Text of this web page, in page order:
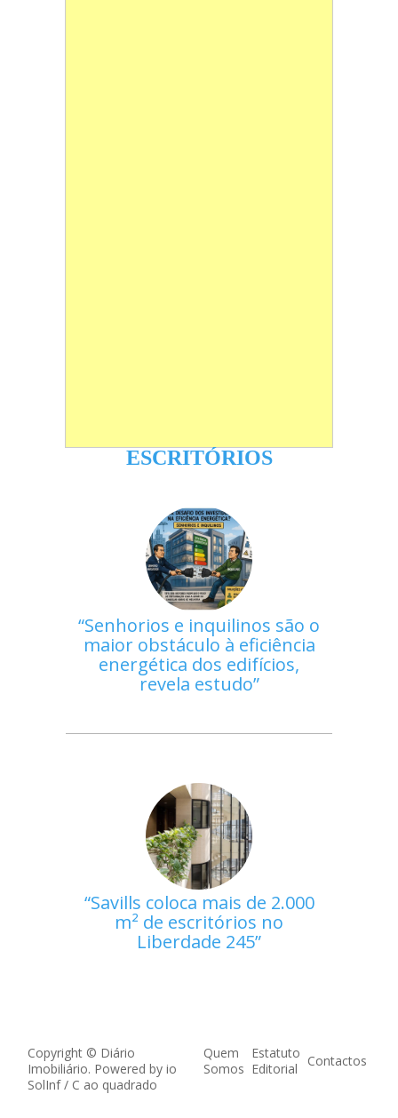
ESCRITÓRIOS
Senhorios e inquilinos são o
maior obstáculo à eficiência
energética dos edifícios,
revela estudo
Savills coloca mais de 2.000
m² de escritórios no
Liberdade 245
Copyright © Diário
Imobiliário. Powered by io
SolInf/ C ao quadrado
Quem
Somos
Estatuto
Editorial
Contactos